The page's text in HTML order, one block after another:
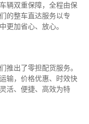
辆双重保障，全程由保
的整车直达服务以专
更加省心、放心。
推出了零担配货服务。
输，价格优惠、时效快
活、便捷、高效为特